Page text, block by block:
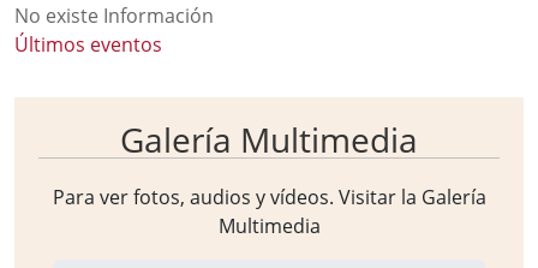
No existe Información
Últimos eventos
Galería Multimedia
Para ver fotos, audios y vídeos. Visitar la Galería
Multimedia